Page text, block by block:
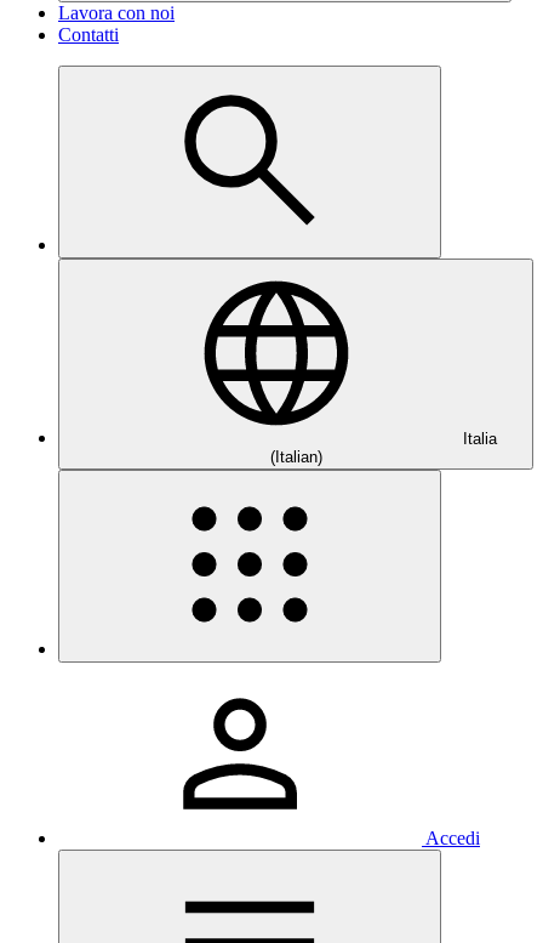
Lavora con noi
Contatti
Italia
(Italian)
Accedi